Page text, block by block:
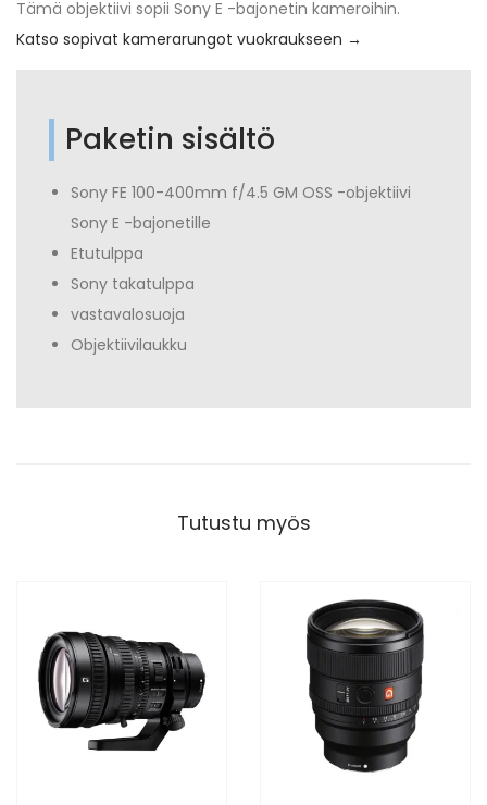
Tämä objektiivi sopii Sony E -bajonetin kameroihin.
Katso sopivat kamerarungot vuokraukseen →
Paketin sisältö
Sony FE 100-400mm f/4.5 GM OSS -objektiivi
Sony E -bajonetille
Etutulppa
Sony takatulppa
vastavalosuoja
Objektiivilaukku
Tutustu myös